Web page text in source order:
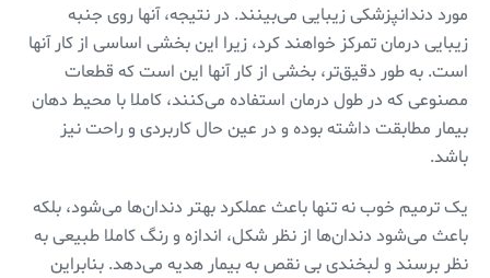
مورد دندانپزشکی زیبایی می‌بینند. در نتیجه، آنها روی جنبه
زیبایی درمان تمرکز خواهند کرد، زیرا این بخشی اساسی از کار آنها
است. به طور دقیق‌تر، بخشی از کار آنها این است که قطعات
مصنوعی که در طول درمان استفاده می‌کنند، کاملا با محیط دهان
بیمار مطابقت داشته بوده و در عین حال کاربردی و راحت نیز
باشد.
یک ترمیم خوب نه تنها باعث عملکرد بهتر دندان‌ها می‌شود، بلکه
باعث می‌شود دندان‌ها از نظر شکل، اندازه و رنگ کاملا طبیعی به
نظر برسند و لبخندی بی نقص به بیمار هدیه می‌دهد. بنابراین